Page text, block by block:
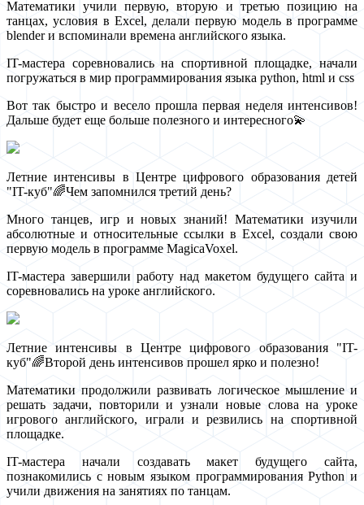
Математики учили первую, вторую и третью позицию на
танцах, условия в Excel, делали первую модель в программе
blender и вспоминали времена английского языка.
IT-мастера соревновались на спортивной площадке, начали
погружаться в мир программирования языка python, html и css
Вот так быстро и весело прошла первая неделя интенсивов!
Дальше будет еще больше полезного и интересного💫
Летние интенсивы в Центре цифрового образования детей
"IT-куб"🌈Чем запомнился третий день?
Много танцев, игр и новых знаний! Математики изучили
абсолютные и относительные ссылки в Excel, создали свою
первую модель в программе MagicaVoxel.
IT-мастера завершили работу над макетом будущего сайта и
соревновались на уроке английского.
Летние интенсивы в Центре цифрового образования "IT-
куб"🌈Второй день интенсивов прошел ярко и полезно!
Математики продолжили развивать логическое мышление и
решать задачи, повторили и узнали новые слова на уроке
игрового английского, играли и резвились на спортивной
площадке.
IT-мастера начали создавать макет будущего сайта,
познакомились с новым языком программирования Python и
учили движения на занятиях по танцам.